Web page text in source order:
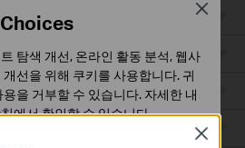
Close
탐색 개선, 온라인 활동 분석, 웹사
선을 위해 쿠키를 사용합니다. 귀
을 거부할 수 있습니다. 자세한 내
에서 확인할 수 있습니다.
Close